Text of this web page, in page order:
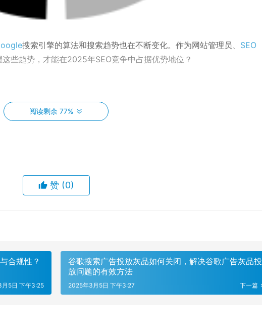
搜索引擎的算法和搜索趋势也在不断变化。作为网站管理员、 SEO
些趋势，才能在2025年SEO竞争中占据优势地位？
占据更加重要的位置。Google已经明确表示，搜索引擎优化不仅仅是
阅读剩余 77%
赞 (0)
合规性？
5日 下午3:25
谷歌搜索广告投放灰品如何关闭，解决谷歌广告灰品投
放问题的有效方法
下一篇
2025年3月5日 下午3:27